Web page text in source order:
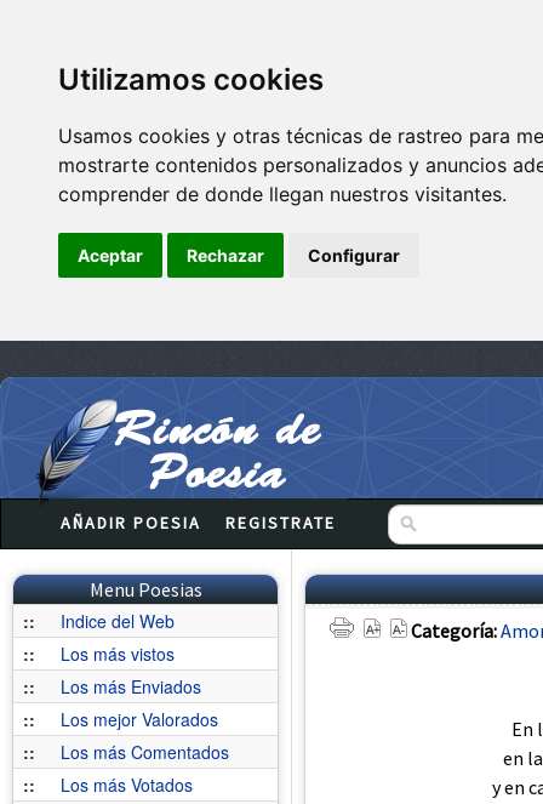
Utilizamos cookies
Usamos cookies y otras técnicas de rastreo para
mostrarte contenidos personalizados y anuncios
comprender de donde llegan nuestros visitantes.
Aceptar Rechazar Configurar
AÑADIR POESIA REGISTRATE
Menu Poesias
::
Indice del Web
::
Los más vistos
::
Los más Enviados
::
Los mejor Valorados
::
Los más Comentados
::
Los más Votados
Categoría:
En
en
y en